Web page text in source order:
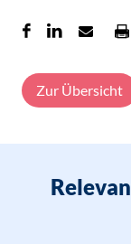
Zur Übersicht